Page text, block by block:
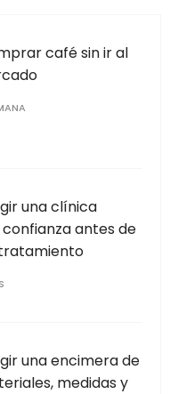
café sin ir al
una clínica
antes de
una encimera de
medidas y